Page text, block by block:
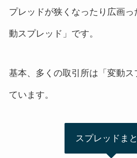
プレッドが狭くなったり広画
動スプレッド」です。
基本、多くの取引所は「変動ス
ています。
スプレッドま